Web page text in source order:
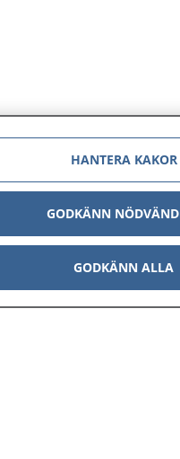
HANTERA KAKOR
GODKÄNN
GODKÄNN ALLA